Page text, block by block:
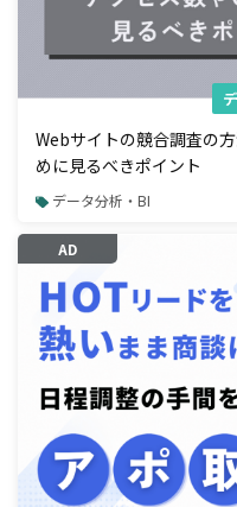
Webサイトの競合調査の
めに見るべきポイント
データ分析・BI
AD